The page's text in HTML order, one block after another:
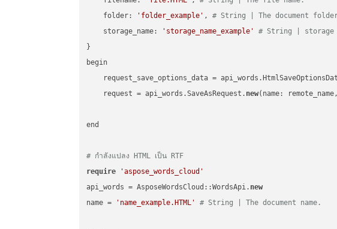
    folder:
'folder_example' , # String | The document
    storage_name:
'storage_name_example'
# String | storage
}
begin
request_save_options_data =
    request = api_words.SaveAsRequest.
new(name:
end
# กำลังแปลง HTML เป็น RTF
require
'aspose_words_cloud'
api_words = AsposeWordsCloud::WordsApi. new
name =
'name_example.HTML' # String | The document name.